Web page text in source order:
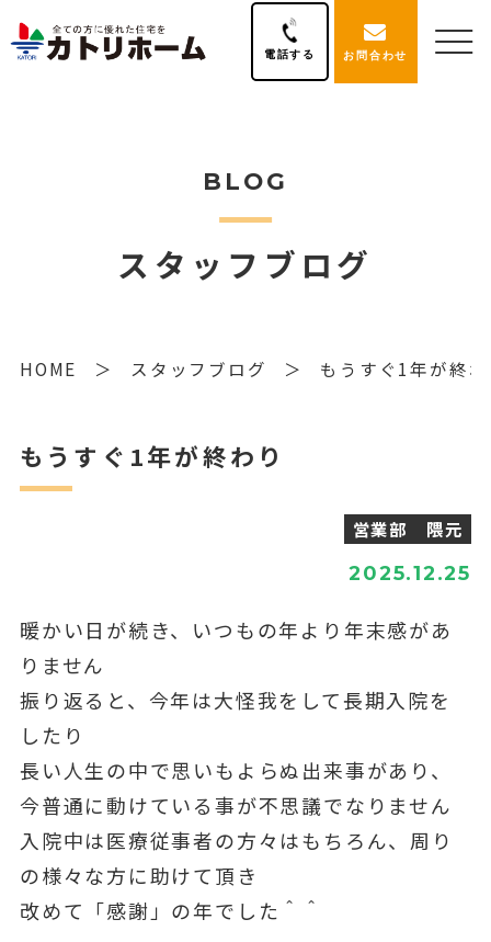
電話する お問合わせ
BLOG
スタッフブログ
HOME スタッフブログ もうすぐ1年が終
もうすぐ1年が終わり
営業部 隈元
2025.12.25
暖かい日が続き、いつもの年より年末感があ
りません
振り返ると、今年は大怪我をして長期入院を
したり
長い人生の中で思いもよらぬ出来事があり、
今普通に動けている事が不思議でなりません
入院中は医療従事者の方々はもちろん、周り
の様々な方に助けて頂き
改めて「感謝」の年でした＾＾